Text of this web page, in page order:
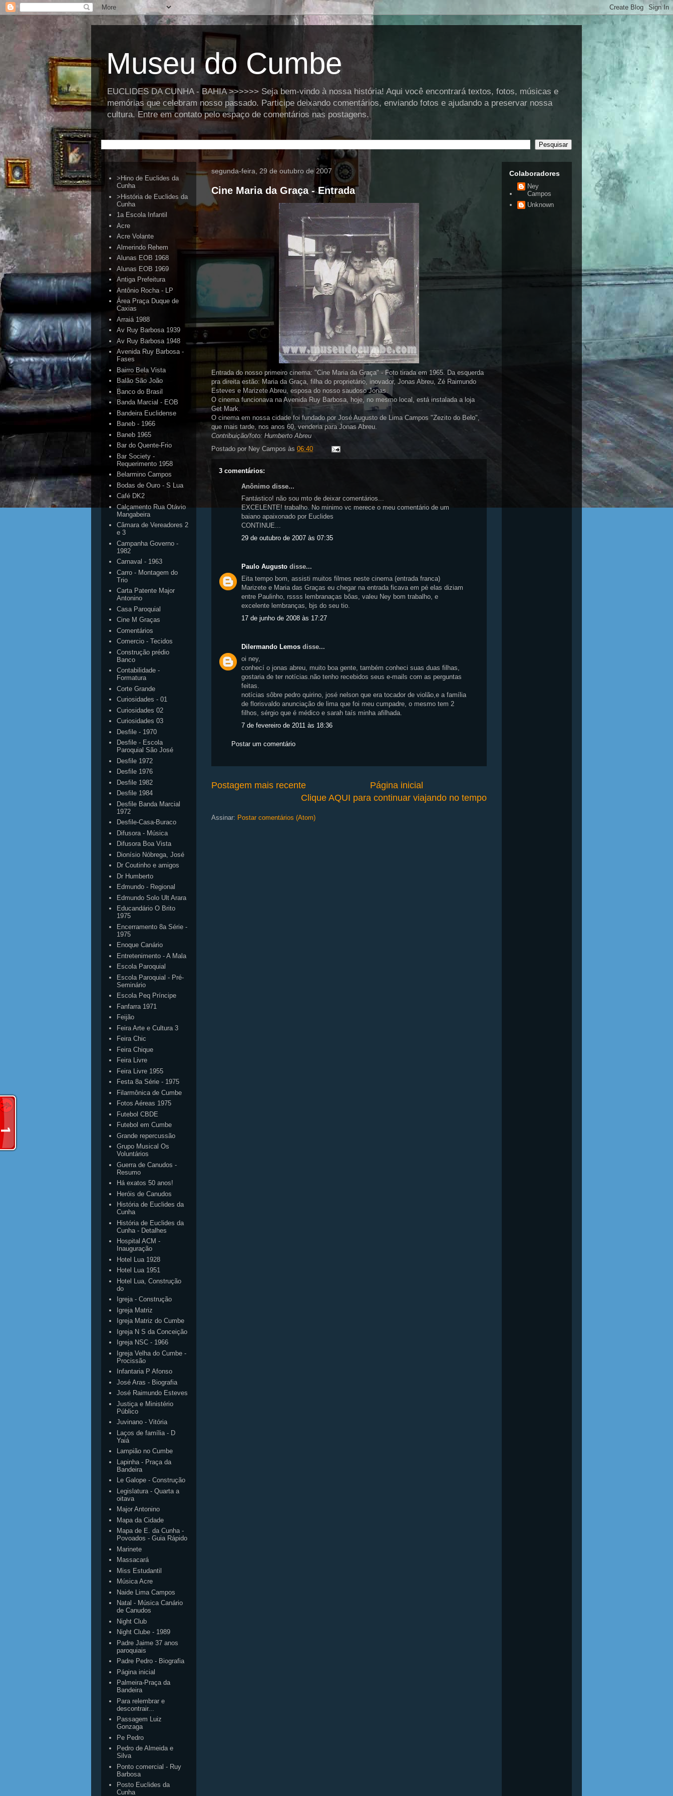
Museu do Cumbe
EUCLIDES DA CUNHA - BAHIA >>>>>> Seja bem-vindo à nossa história! Aqui você encontrará textos, fotos, músicas e
memórias que celebram nosso passado. Participe deixando comentários, enviando fotos e ajudando a preservar nossa
cultura. Entre em contato pelo espaço de comentários nas postagens.
segunda-feira, 29 de outubro de 2007
Cine Maria da Graça - Entrada
Entrada do nosso primeiro cinema: "Cine Maria da Graça" - Foto tirada em 1965. Da esquerda
pra direita estão: Maria da Graça, filha do proprietário, inovador, Jonas Abreu, Zé Raimundo
Esteves e Marizete Abreu, esposa do nosso saudoso Jonas.
O cinema funcionava na Avenida Ruy Barbosa, hoje, no mesmo local, está instalada a loja
Get Mark.
O cinema em nossa cidade foi fundado por José Augusto de Lima Campos "Zezito do Belo",
que mais tarde, nos anos 60, venderia para Jonas Abreu.
Contribuição/foto: Humberto Abreu
Postado por Ney Campos às 06:40
3 comentários:
Anônimo disse...
Fantástico! não sou mto de deixar comentários...
EXCELENTE! trabalho. No minimo vc merece o meu comentário de um
baiano apaixonado por Euclides
CONTINUE...
29 de outubro de 2007 às 07:35
Paulo Augusto disse...
Eita tempo bom, assisti muitos filmes neste cinema (entrada franca)
Marizete e Maria das Graças eu chegar na entrada ficava em pé elas diziam
entre Paulinho, rssss lembranaças bôas, valeu Ney bom trabalho, e
excelente lembranças, bjs do seu tio.
17 de junho de 2008 às 17:27
Dilermando Lemos disse...
oi ney,
conhecí o jonas abreu, muito boa gente, também conheci suas duas filhas,
gostaria de ter notícias.não tenho recebidos seus e-mails com as perguntas
feitas.
notícias sôbre pedro quirino, josé nelson que era tocador de violão,e a família
de florisvaldo anunciação de lima que foi meu cumpadre, o mesmo tem 2
filhos, sérgio que é médico e sarah taís minha afilhada.
7 de fevereiro de 2011 às 18:36
Postar um comentário
Postagem mais recente
Clique AQUI para continuar viajando no tempo
Página inicial
Assinar: Postar comentários (Atom)
>Hino de Euclides da
Cunha
>História de Euclides da
Cunha
1a Escola Infantil
Acre
Acre Volante
Almerindo Rehem
Alunas EOB 1968
Alunas EOB 1969
Antiga Prefeitura
Antônio Rocha - LP
Área Praça Duque de
Caxias
Arraiá 1988
Av Ruy Barbosa 1939
Av Ruy Barbosa 1948
Avenida Ruy Barbosa -
Fases
Bairro Bela Vista
Balão São João
Banco do Brasil
Banda Marcial - EOB
Bandeira Euclidense
Baneb - 1966
Baneb 1965
Bar do Quente-Frio
Bar Society -
Requerimento 1958
Belarmino Campos
Bodas de Ouro - S Lua
Café DK2
Calçamento Rua Otávio
Mangabeira
Câmara de Vereadores 2
e 3
Campanha Governo -
1982
Carnaval - 1963
Carro - Montagem do
Trio
Carta Patente Major
Antonino
Casa Paroquial
Cine M Graças
Comentários
Comercio - Tecidos
Construção prédio
Banco
Contabilidade -
Formatura
Corte Grande
Curiosidades - 01
Curiosidades 02
Curiosidades 03
Desfile - 1970
Desfile - Escola
Paroquial São José
Desfile 1972
Desfile 1976
Desfile 1982
Desfile 1984
Desfile Banda Marcial
1972
Desfile-Casa-Buraco
Difusora - Música
Difusora Boa Vista
Dionísio Nóbrega, José
Dr Coutinho e amigos
Dr Humberto
Edmundo - Regional
Edmundo Solo Ult Arara
Educandário O Brito
1975
Encerramento 8a Série -
1975
Enoque Canário
Entretenimento - A Mala
Escola Paroquial
Escola Paroquial - Pré-
Seminário
Escola Peq Príncipe
Fanfarra 1971
Feijão
Feira Arte e Cultura 3
Feira Chic
Feira Chique
Feira Livre
Feira Livre 1955
Festa 8a Série - 1975
Filarmônica de Cumbe
Fotos Aéreas 1975
Futebol CBDE
Futebol em Cumbe
Grande repercussão
Grupo Musical Os
Voluntários
Guerra de Canudos -
Resumo
Há exatos 50 anos!
Heróis de Canudos
História de Euclides da
Cunha
História de Euclides da
Cunha - Detalhes
Hospital ACM -
Inauguração
Hotel Lua 1928
Hotel Lua 1951
Hotel Lua, Construção
do
Igreja - Construção
Igreja Matriz
Igreja Matriz do Cumbe
Igreja N S da Conceição
Igreja NSC - 1966
Igreja Velha do Cumbe -
Procissão
Infantaria P Afonso
José Aras - Biografia
José Raimundo Esteves
Justiça e Ministério
Público
Juvinano - Vitória
Laços de família - D
Yaiá
Lampião no Cumbe
Lapinha - Praça da
Bandeira
Le Galope - Construção
Legislatura - Quarta a
oitava
Major Antonino
Mapa da Cidade
Mapa de E. da Cunha -
Povoados - Guia Rápido
Marinete
Massacará
Miss Estudantil
Música Acre
Naide Lima Campos
Natal - Música Canário
de Canudos
Night Club
Night Clube - 1989
Padre Jaime 37 anos
paroquiais
Padre Pedro - Biografia
Página inicial
Palmeira-Praça da
Bandeira
Para relembrar e
descontrair...
Passagem Luiz
Gonzaga
Pe Pedro
Pedro de Almeida e
Silva
Ponto comercial - Ruy
Barbosa
Posto Euclides da
Cunha
Colaboradores
Ney
Campos
Unknown